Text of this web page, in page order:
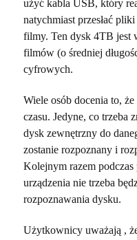
użyć kabla USB, który
natychmiast przesłać
filmy. Ten dysk 4TB jest
filmów (o średniej
cyfrowych.
Wiele osób docenia to,
czasu. Jedyne, co trzeba
dysk zewnętrzny do
zostanie rozpoznany i
Kolejnym razem podczas
urządzenia nie trzeba
rozpoznawania dysku.
Użytkownicy uważają ,